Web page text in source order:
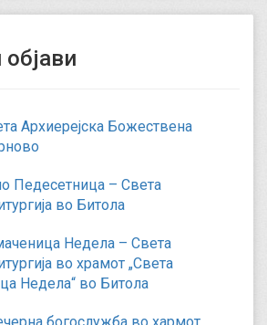
Архиерејска Божествена
Педесетница – Света
во Битола
Недела – Света
во храмот „Света
Недела“ во Битола